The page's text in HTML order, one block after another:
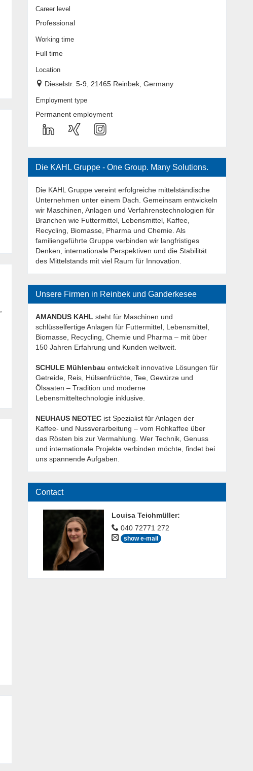
Career level
Professional
Working time
Full time
Location
Dieselstr. 5-9, 21465 Reinbek, Germany
Employment type
Permanent employment
Die KAHL Gruppe - One Group. Many Solutions.
Die KAHL Gruppe vereint erfolgreiche mittelständische
Unternehmen unter einem Dach. Gemeinsam entwickeln
wir Maschinen, Anlagen und Verfahrenstechnologien für
Branchen wie Futtermittel, Lebensmittel, Kaffee,
Recycling, Biomasse, Pharma und Chemie. Als
familiengeführte Gruppe verbinden wir langfristiges
Denken, internationale Perspektiven und die Stabilität
des Mittelstands mit viel Raum für Innovation.
Unsere Firmen in Reinbek und Ganderkesee
AMANDUS KAHL steht für Maschinen und
schlüsselfertige Anlagen für Futtermittel, Lebensmittel,
Biomasse, Recycling, Chemie und Pharma – mit über
150 Jahren Erfahrung und Kunden weltweit.
SCHULE Mühlenbau entwickelt innovative Lösungen für
Getreide, Reis, Hülsenfrüchte, Tee, Gewürze und
Ölsaaten – Tradition und moderne
Lebensmitteltechnologie inklusive.
NEUHAUS NEOTECist Spezialist für Anlagen der
Kaffee- und Nussverarbeitung – vom Rohkaffee über
das Rösten bis zur Vermahlung. Wer Technik, Genuss
und internationale Projekte verbinden möchte, findet bei
uns spannende Aufgaben.
Contact
Louisa Teichmüller:
040 72771 272
show e-mail